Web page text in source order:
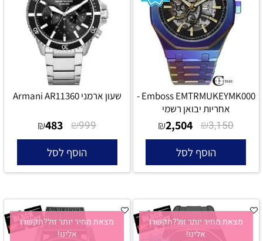
Emboss EMTRMUKEYMK000 -
אחריות יבואן רשמי
₪3,150
₪2,504
הוסף לסל
שעון ארמני Armani AR11360
₪999
₪483
הוסף לסל
מצאת מחיר יותר זול?תקשרו
אלינו!
מצאת מחיר יותר זול?תקשרו
אלינו!